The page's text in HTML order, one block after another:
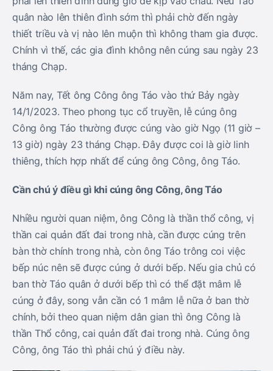
quân nào lên thiên đình sớm thì phải chờ đến ngày
thiết triều và vị nào lên muộn thì không tham gia được.
Chính vì thế, các gia đình không nên cúng sau ngày 23
tháng Chạp.
Năm nay, Tết ông Công ông Táo vào thứ Bảy ngày
14/1/2023. Theo phong tục cổ truyền, lễ cúng ông
Công ông Táo thường được cúng vào giờ Ngọ (11 giờ –
13 giờ) ngày 23 tháng Chạp. Đây được coi là giờ linh
thiêng, thích hợp nhất để cúng ông Công, ông Táo.
Cần chú ý điều gì khi cúng ông Công, ông Táo
Nhiều người quan niệm, ông Công là thần thổ công, vị
thần cai quản đất đai trong nhà, cần được cúng trên
bàn thờ chính trong nhà, còn ông Táo trông coi việc
bếp núc nên sẽ được cúng ở dưới bếp. Nếu gia chủ có
ban thờ Táo quân ở dưới bếp thì có thể đặt mâm lễ
cúng ở đây, song vẫn cần có 1 mâm lễ nữa ở ban thờ
chính, bởi theo quan niệm dân gian thì ông Công là
thần Thổ công, cai quản đất đai trong nhà. Cúng ông
Công, ông Táo thì phải chú ý điều này.